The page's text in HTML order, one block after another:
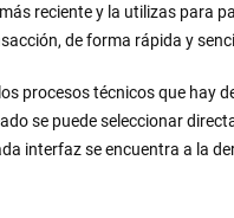
reciente y la utilizas para
de forma rápida y
procesos técnicos que hay
se puede seleccionar
interfaz se encuentra a la